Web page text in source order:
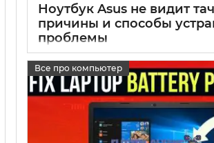
Ноутбук Asus не видит
причины и способы
проблемы
Все про компьютер